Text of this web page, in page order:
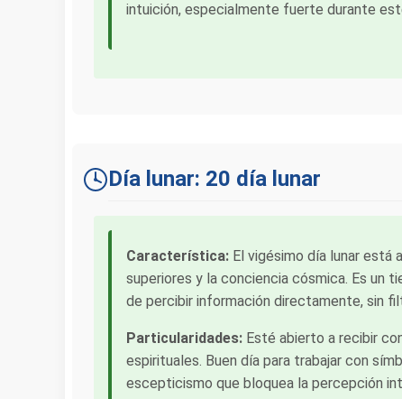
intuición, especialmente fuerte durante
Día lunar: 20 día lunar
Característica: El vigésimo día lunar está
superiores y la conciencia cósmica. Es un
de percibir información directamente, sin
Particularidades: Esté abierto a recibir
espirituales. Buen día para trabajar con
escepticismo que bloquea la percepción